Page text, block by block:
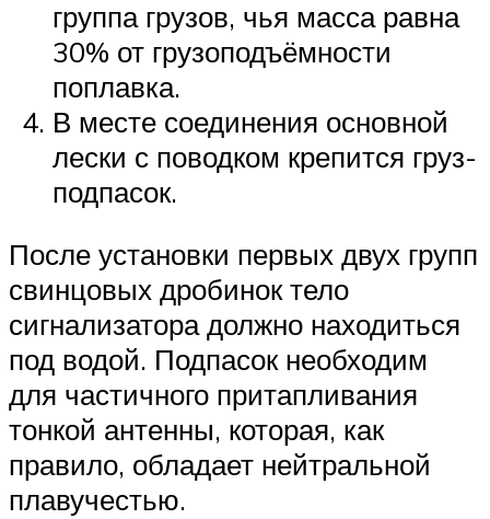
группа грузов, чья масса равна
30% от грузоподъёмности
поплавка.
В месте соединения основной
лески с поводком крепится груз-
подпасок.
После установки первых двух групп
свинцовых дробинок тело
сигнализатора должно находиться
под водой. Подпасок необходим
для частичного притапливания
тонкой антенны, которая, как
правило, обладает нейтральной
плавучестью.